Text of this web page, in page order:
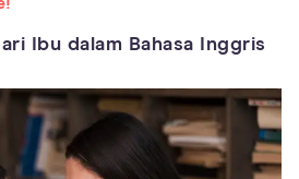
Ibu dalam Bahasa Inggris